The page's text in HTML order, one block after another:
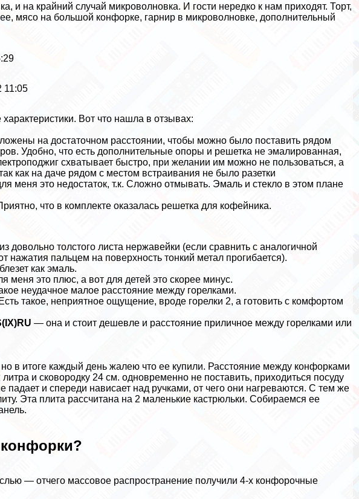
и на крайний случай микроволновка. И гости нередко к нам приходят. Торт,
мясо на большой конфорке, гарнир в микроволновке, дополнительный
11:05
Вот что нашла в отзывах:
на достаточном расстоянии, чтобы можно было поставить рядом
Удобно, что есть дополнительные опоры и решетка не эмалированная,
схватывает быстро, при желании им можно не пользоваться, а
как на даче рядом с местом встраивания не было разетки
меня это недостаток, т.к. Сложно отмывать. Эмаль и стекло в этом плане
что в комплекте оказалась решетка для кофейника.
довольно толстого листа нержавейки (если сравнить с аналогичной
пальцем на поверхность тонкий метал прогибается).
как эмаль.
меня это плюс, а вот для детей это скорее минус.
неудачное малое расстояние между горелками.
такое, неприятное ощущение, вроде горелки 2, а готовить с комфортом
— она и стоит дешевле и расстояние приличное между горелками или
в итоге каждый день жалею что ее купили. Расстояние между конфорками
и сковородку 24 см. одновременно не поставить, приходиться посуду
падает и спереди нависает над ручками, от чего они нагреваются. С тем же
Эта плита рассчитана на 2 маленькие кастрюльки. Собираемся ее
— отчего массовое распространение получили 4-х конфорочные